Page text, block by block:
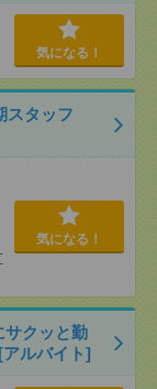
気になる！
スタッフ
気になる！
サクッと勤
ルバイト]